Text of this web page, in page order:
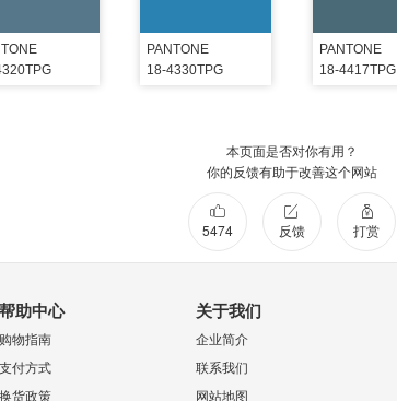
PANTONE
18-4330TPG
PANTONE
18-4417TPG
本页面是否对你有用？
你的反馈有助于改善这个网站
5474 反馈 打赏
帮助中心
购物指南
支付方式
换货政策
关于我们
企业简介
联系我们
网站地图